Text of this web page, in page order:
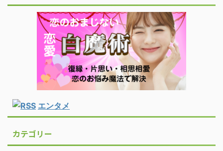
エンタメ
カテゴリー